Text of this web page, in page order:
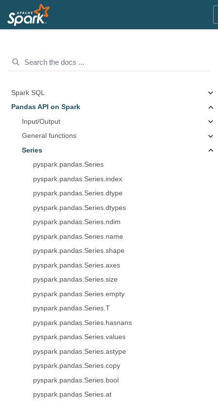
Spark SQL
Pandas API on Spark
Input/Output
General functions
Series
pyspark.pandas.Series
pyspark.pandas.Series.index
pyspark.pandas.Series.dtype
pyspark.pandas.Series.dtypes
pyspark.pandas.Series.ndim
pyspark.pandas.Series.name
pyspark.pandas.Series.shape
pyspark.pandas.Series.axes
pyspark.pandas.Series.size
pyspark.pandas.Series.empty
pyspark.pandas.Series.T
pyspark.pandas.Series.hasnans
pyspark.pandas.Series.values
pyspark.pandas.Series.astype
pyspark.pandas.Series.copy
pyspark.pandas.Series.bool
pyspark.pandas.Series.at